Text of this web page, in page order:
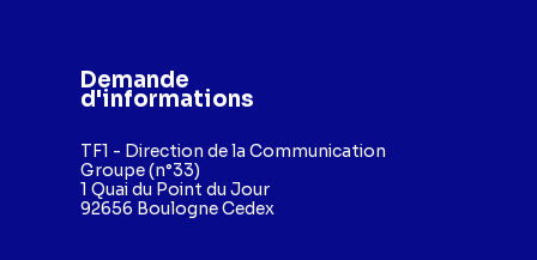
Demande
d'informations
TF1 - Direction de la Communication
Groupe (n°33)
1 Quai du Point du Jour
92656 Boulogne Cedex